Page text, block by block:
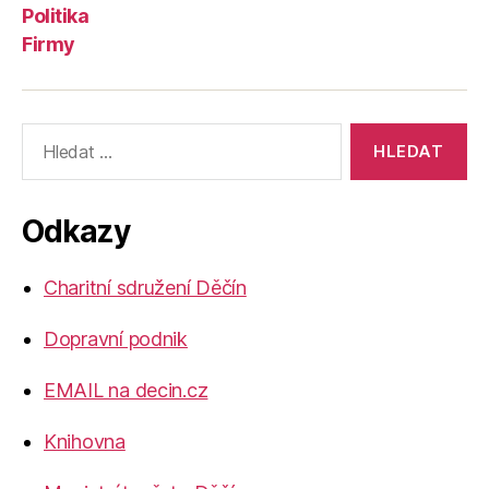
Politika
Firmy
vyhledávání:
Odkazy
Charitní sdružení Děčín
Dopravní podnik
EMAIL na decin.cz
Knihovna